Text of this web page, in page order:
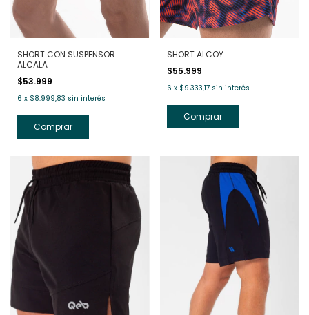
SHORT CON SUSPENSOR
ALCALA
$53.999
6 x $8.999,83 sin interés
Comprar
SHORT ALCOY
$55.999
6 x $9.333,17 sin interés
Comprar